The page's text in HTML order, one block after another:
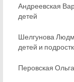
Андреевская
детей
Шелгунова
детей и
Перовская